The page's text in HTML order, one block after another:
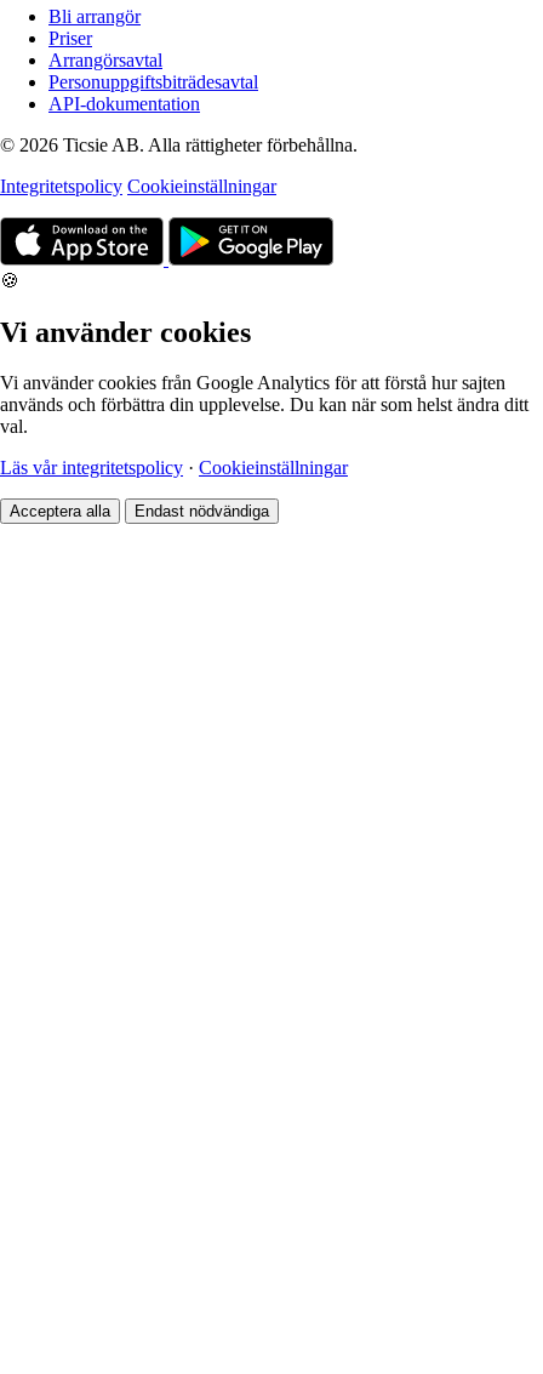
Bli arrangör
Priser
Arrangörsavtal
Personuppgiftsbiträdesavtal
API-dokumentation
© 2026 Ticsie AB. Alla rättigheter förbehållna.
Integritetspolicy Cookieinställningar
🍪
Vi använder cookies
Vi använder cookies från Google Analytics för att förstå hur sajten
används och förbättra din upplevelse. Du kan när som helst ändra ditt
val.
Läs vår integritetspolicy · Cookieinställningar
Acceptera alla Endast nödvändiga